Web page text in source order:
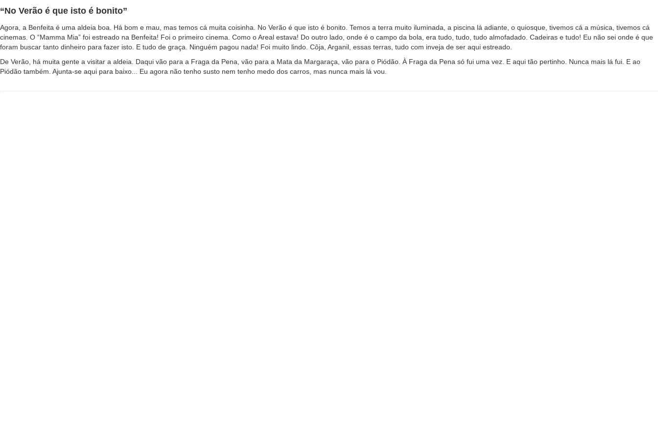
“No Verão é que isto é bonito”
Agora, a Benfeita é uma aldeia boa. Há bom e mau, mas temos cá muita coisinha. No Verão é que isto é bonito. Temos a terra muito iluminada, a piscina lá adiante, o quiosque, tivemos cá a música, tivemos cá
cinemas. O “Mamma Mia” foi estreado na Benfeita! Foi o primeiro cinema. Como o Areal estava! Do outro lado, onde é o campo da bola, era tudo, tudo, tudo almofadado. Cadeiras e tudo! Eu não sei onde é que
foram buscar tanto dinheiro para fazer isto. E tudo de graça. Ninguém pagou nada! Foi muito lindo. Côja, Arganil, essas terras, tudo com inveja de ser aqui estreado.
De Verão, há muita gente a visitar a aldeia. Daqui vão para a Fraga da Pena, vão para a Mata da Margaraça, vão para o Piódão. À Fraga da Pena só fui uma vez. E aqui tão pertinho. Nunca mais lá fui. E ao
Piódão também. Ajunta-se aqui para baixo... Eu agora não tenho susto nem tenho medo dos carros, mas nunca mais lá vou.